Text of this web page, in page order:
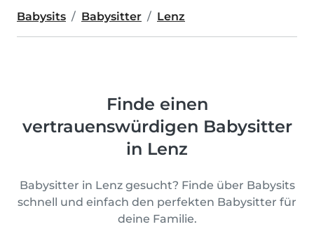
Babysits Babysitter Lenz
Finde einen
vertrauenswürdigen Babysitter
in Lenz
Babysitter in Lenz gesucht? Finde über Babysits
schnell und einfach den perfekten Babysitter für
deine Familie.